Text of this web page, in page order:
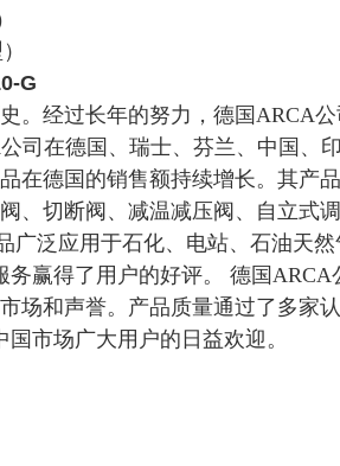
G
。经过长年的努力，德国ARCA
司在德国、瑞士、芬兰、中国、
在德国的销售额持续增长。其产
、切断阀、减温减压阀、自立式
广泛应用于石化、电站、石油天
赢得了用户的好评。 德国
场和声誉。产品质量通过了多家
市场广大用户的日益欢迎。